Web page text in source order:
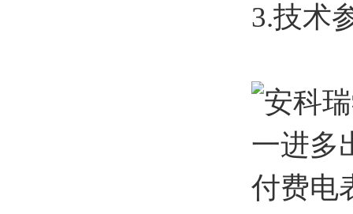
3.技术